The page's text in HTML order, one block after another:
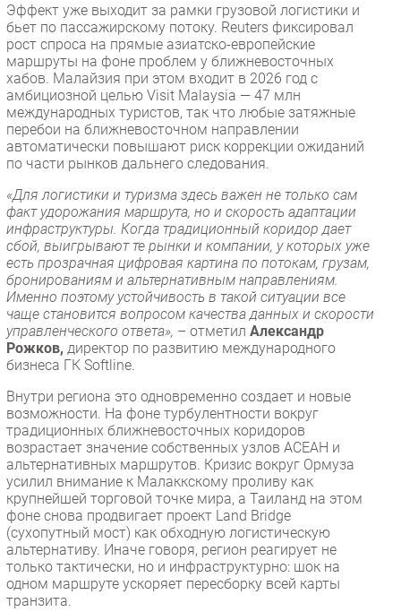
IT класс
Тестовый стенд
Каталог компаний
Эффект уже выходит за рамки грузовой логистики и
бьет по пассажирскому потоку. Reuters фиксировал
рост спроса на прямые азиатско-европейские
маршруты на фоне проблем у ближневосточных
хабов. Малайзия при этом входит в 2026 год с
амбициозной целью Visit Malaysia — 47 млн
международных туристов, так что любые затяжные
перебои на ближневосточном направлении
автоматически повышают риск коррекции ожиданий
по части рынков дальнего следования.
«Для логистики и туризма здесь важен не только сам
факт удорожания маршрута, но и скорость адаптации
инфраструктуры. Когда традиционный коридор дает
сбой, выигрывают те рынки и компании, у которых уже
есть прозрачная цифровая картина по потокам, грузам,
бронированиям и альтернативным направлениям.
Именно поэтому устойчивость в такой ситуации все
чаще становится вопросом качества данных и скорости
управленческого ответа», – отметил Александр
Рожков, директор по развитию международного
бизнеса ГК Softline.
Внутри региона это одновременно создает и новые
возможности. На фоне турбулентности вокруг
традиционных ближневосточных коридоров
возрастает значение собственных узлов АСЕАН и
альтернативных маршрутов. Кризис вокруг Ормуза
усилил внимание к Малаккскому проливу как
крупнейшей торговой точке мира, а Таиланд на этом
фоне снова продвигает проект Land Bridge
(сухопутный мост) как обходную логистическую
альтернативу. Иначе говоря, регион реагирует не
только тактически, но и инфраструктурно: шок на
одном маршруте ускоряет пересборку всей карты
транзита.